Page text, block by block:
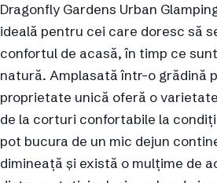
Dragonfly Gardens Urban
ideală pentru cei care doresc să
confortul de acasă, în timp ce
natură. Amplasată într-o grădină
proprietate unică oferă o
de la corturi confortabile la
pot bucura de un mic dejun
dimineață și există o mulțime de